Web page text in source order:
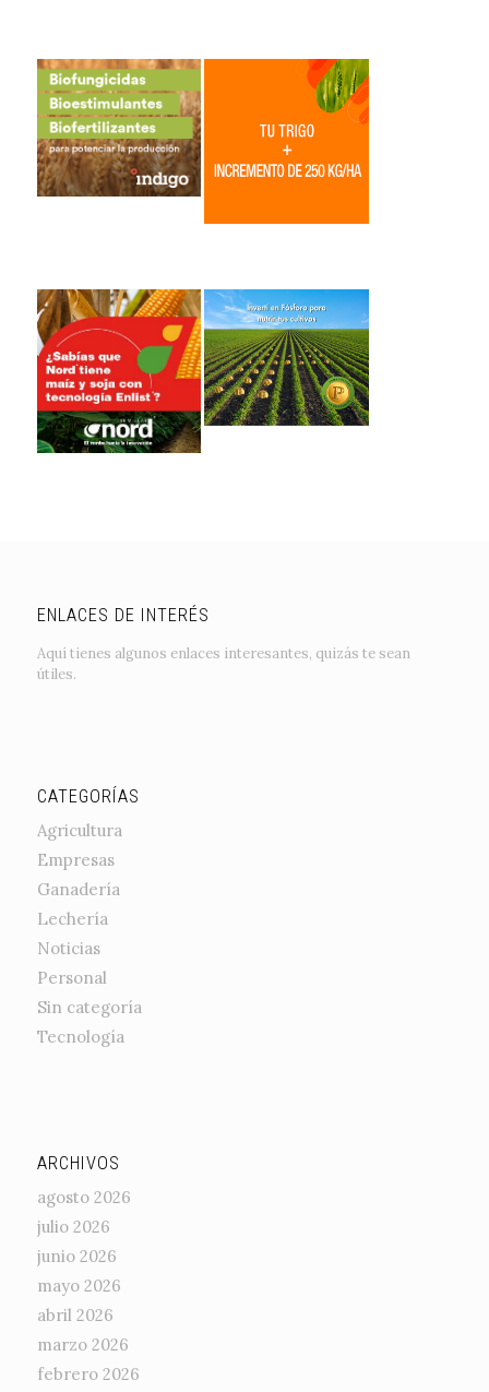
ENLACES DE INTERÉS
Aquí tienes algunos enlaces interesantes, quizás te sean
útiles.
CATEGORÍAS
Agricultura
Empresas
Ganadería
Lechería
Noticias
Personal
Sin categoría
Tecnología
ARCHIVOS
agosto 2026
julio 2026
junio 2026
mayo 2026
abril 2026
marzo 2026
febrero 2026